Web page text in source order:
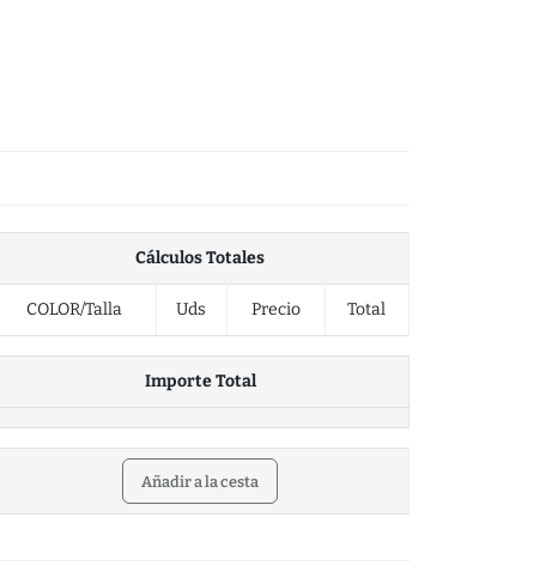
Cálculos Totales
COLOR/Talla Uds Precio Total
Importe Total
Añadir a la cesta